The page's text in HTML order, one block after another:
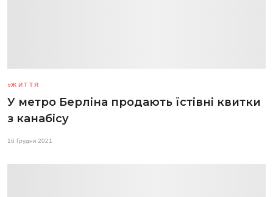
ЖИТТЯ
У метро Берліна продають їстівні квитки
з канабісу
16 Грудня 2021